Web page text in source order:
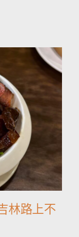
林路上不